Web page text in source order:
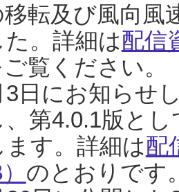
転及び風向風
。詳細は配信
ご覧ください。
日にお知らせ
、第4.0.1版と
す。詳細は配
のとおりです